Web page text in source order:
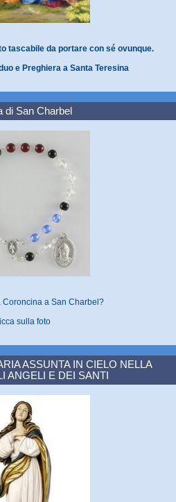
tascabile da portare con sé ovunque.
e Preghiera a Santa Teresina
di San Charbel
Coroncina a San Charbel?
sulla foto
ASSUNTA IN CIELO NELLA
ANGELI E DEI SANTI